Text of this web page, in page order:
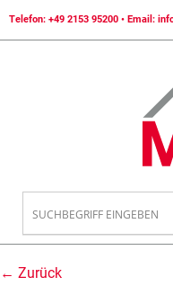
Telefon: +49 2153 95200 • Email:
← Zurück